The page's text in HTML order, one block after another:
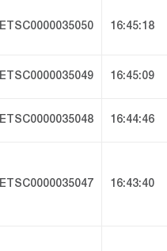
ETSC0000035050 16:45:18
ETSC0000035049 16:45:09
ETSC0000035048 16:44:46
ETSC0000035047 16:43:40